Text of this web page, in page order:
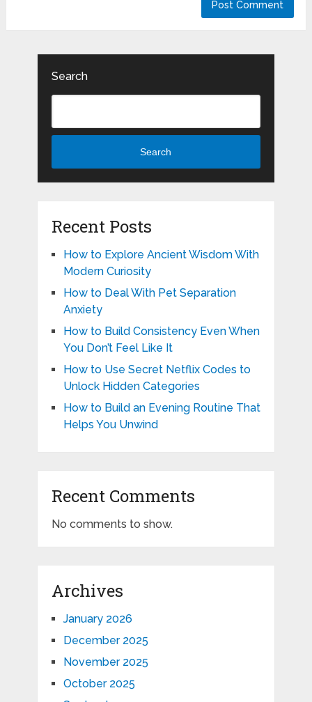
Search
Search
Recent Posts
How to Explore Ancient Wisdom With
Modern Curiosity
How to Deal With Pet Separation
Anxiety
How to Build Consistency Even When
You Don’t Feel Like It
How to Use Secret Netflix Codes to
Unlock Hidden Categories
How to Build an Evening Routine That
Helps You Unwind
Recent Comments
No comments to show.
Archives
January 2026
December 2025
November 2025
October 2025